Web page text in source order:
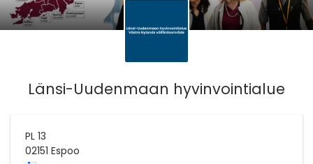
Länsi-Uudenmaan hyvinvointialue
PL 13
02151 Espoo